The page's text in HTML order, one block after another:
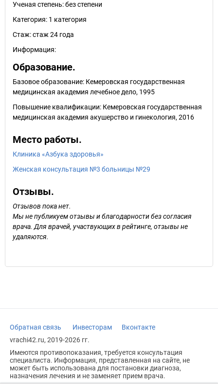
Ученая степень:без степени
Категория: 1 категория
Стаж:стаж 24 года
Информация:
Образование.
Базовое образование: Кемеровская государственная
медицинская академия лечебное дело, 1995
Повышение квалификации: Кемеровская государственная
медицинская академия акушерство и гинекология, 2016
Место работы.
Клиника «Азбука здоровья»
Женская консультация №3 больницы №29
Отзывы.
Отзывов пока нет.
Мы не публикуем отзывы и благодарности без согласия
врача. Для врачей, участвующих в рейтинге, отзывы не
удаляются.
Обратная связь Инвесторам
Вконтакте
vrachi42.ru, 2019-2026 гг.
Имеются противопоказания, требуется консультация
специалиста. Информация, представленная на сайте, не
может быть использована для постановки диагноза,
назначения лечения и не заменяет прием врача.